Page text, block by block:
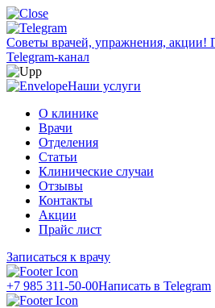
Советы врачей, упражнения, акции!
Telegram-канал
Наши услуги
О клинике
Врачи
Отделения
Статьи
Клинические случаи
Отзывы
Контакты
Акции
Прайс лист
Записаться к врачу
+7 985 311-50-00Написать в Telegram